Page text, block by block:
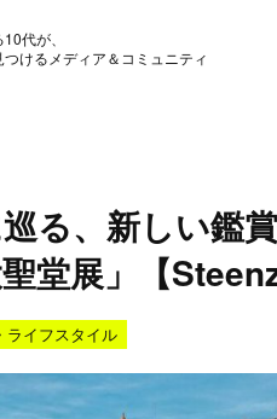
代が、
つけるメディア＆コミュニティ
る、新しい鑑
堂展」【
ライフスタイル